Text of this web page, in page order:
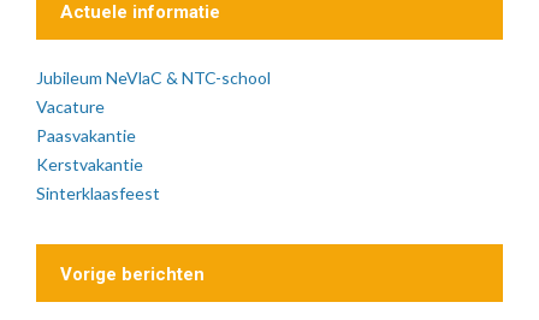
Actuele informatie
Jubileum NeVlaC & NTC-school
Vacature
Paasvakantie
Kerstvakantie
Sinterklaasfeest
Vorige berichten